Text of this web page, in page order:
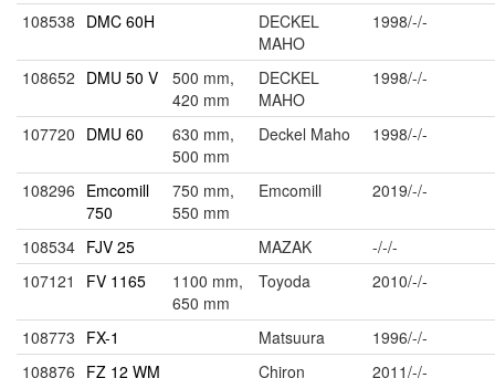
108538 DMC 60H
DECKEL
MAHO
1998/-/-
108652 DMU 50 V
500 mm,
420 mm
DECKEL
MAHO
1998/-/-
107720 DMU 60
630 mm,
500 mm
Deckel Maho 1998/-/-
108296 Emcomill
750
750 mm,
550 mm
Emcomill 2019/-/-
108534 FJV 25 MAZAK
-/-/-
107121
FV 1165
1100 mm,
650 mm
Toyoda 2010/-/-
108773 FX-1 Matsuura
1996/-/-
108876 FZ 12 WM Chiron
2011/-/-